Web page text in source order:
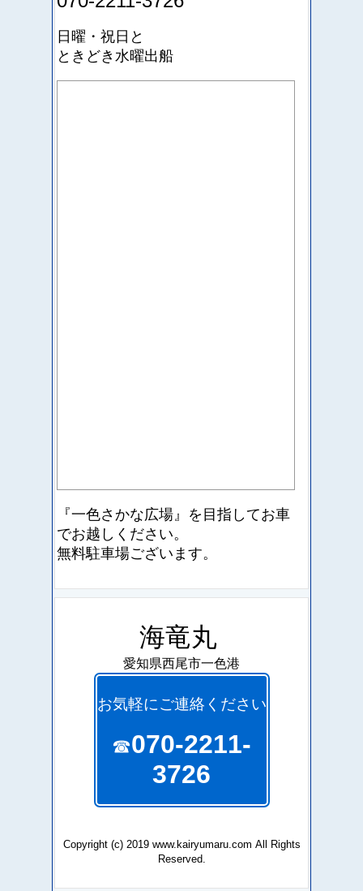
日曜・祝日と
ときどき水曜出船
『一色さかな広場』を目指してお車
でお越しください。
無料駐車場ございます。
海竜丸
愛知県西尾市一色港
お気軽にご連絡ください
☎070-2211-
3726
Copyright (c) 2019 www.kairyumaru.com All Rights
Reserved.